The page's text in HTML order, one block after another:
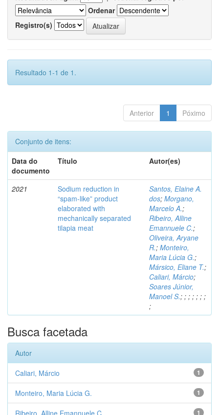
Ordenar
Registro(s)
Resultado 1-1 de 1.
Anterior 1 Póximo
Conjunto de itens:
Data do
documento
Título Autor(es)
2021
Sodium reduction in
“spam-like” product
elaborated with
mechanically separated
tilapia meat
Santos, Elaine A.
dos; Morgano,
Marcelo A.;
Ribeiro, Alline
Emannuele C.;
Oliveira, Aryane
R.; Monteiro,
Maria Lúcia G.;
Mársico, Eliane T.;
Caliari, Márcio;
Soares Júnior,
Manoel S.; ; ; ; ; ; ;
;
Busca facetada
Autor
1
Caliari, Márcio
1
Monteiro, Maria Lúcia G.
1